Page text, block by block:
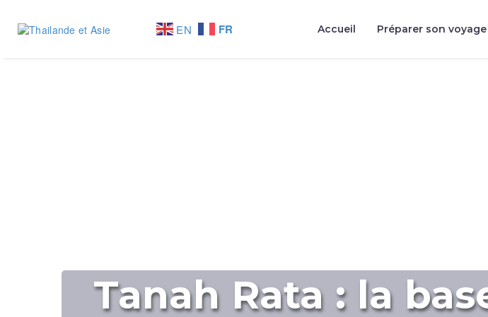
EN FR Accueil Préparer son voyage
Tanah Rata : la